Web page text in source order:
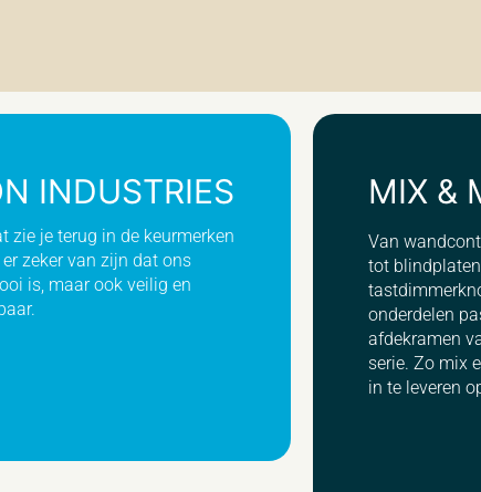
INDUSTRIES
zie je terug in de keurmerken
zeker van zijn dat ons
is, maar ook veilig en
MIX &
Van
tot
onderdelen
afdekramen
serie. Zo mix
in te leveren